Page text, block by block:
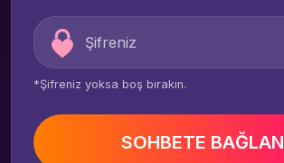
*Şifreniz yoksa boş bırakın.
SOHBETE BAĞLAN